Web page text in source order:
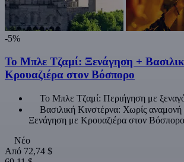
-5%
Το Μπλε Τζαμί: Ξενάγηση +
Κρουαζιέρα στον Βόσπορο
Το Μπλε Τζαμί: Περιήγηση με
Βασιλική Κινστέρνα: Χωρίς
Ξενάγηση με Κρουαζιέρα στον Βόσπορο
Νέο
Από 72,74 $